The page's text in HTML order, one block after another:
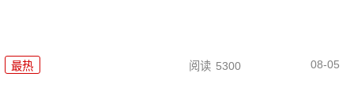
最热 阅读 5300 08-05